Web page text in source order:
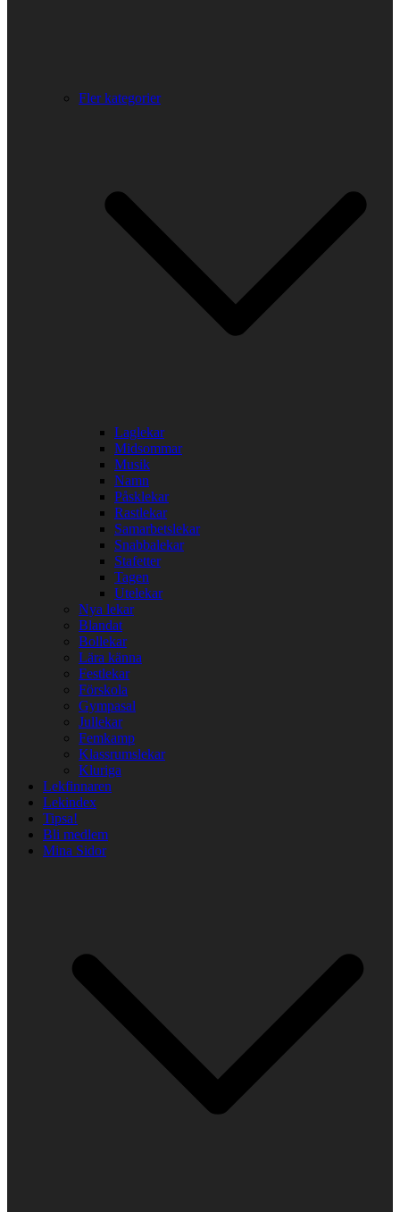
Fler kategorier
Laglekar
Midsommar
Musik
Namn
Påsklekar
Rastlekar
Samarbetslekar
Snabbalekar
Stafetter
Tagen
Utelekar
Nya lekar
Blandat
Bollekar
Lära känna
Festlekar
Förskola
Gympasal
Jullekar
Femkamp
Klassrumslekar
Kluriga
Lekfinnaren
Lekindex
Tipsa!
Bli medlem
Mina Sidor